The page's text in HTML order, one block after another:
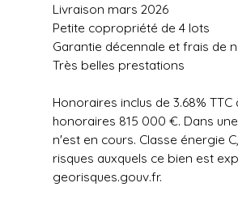
Livraison mars 2026
Petite copropriété de 4 lots
Garantie décennale et frais de
Très belles prestations
Honoraires inclus de 3.68%
honoraires 815 000 €. Dans
n'est en cours. Classe énergie
risques auxquels ce bien est
georisques.gouv.fr.